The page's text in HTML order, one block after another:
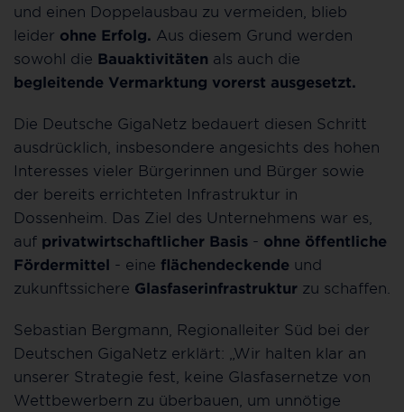
und einen Doppelausbau zu vermeiden, blieb
leider ohne Erfolg. Aus diesem Grund werden
sowohl die Bauaktivitäten als auch die
begleitende Vermarktung vorerst ausgesetzt.
Die Deutsche GigaNetz bedauert diesen Schritt
ausdrücklich, insbesondere angesichts des hohen
Interesses vieler Bürgerinnen und Bürger sowie
der bereits errichteten Infrastruktur in
Dossenheim. Das Ziel des Unternehmens war es,
auf privatwirtschaftlicher Basis - ohne öffentliche
Fördermittel - eine flächendeckende und
zukunftssichere Glasfaserinfrastruktur zu schaffen.
Sebastian Bergmann, Regionalleiter Süd bei der
Deutschen GigaNetz erklärt: „Wir halten klar an
unserer Strategie fest, keine Glasfasernetze von
Wettbewerbern zu überbauen, um unnötige